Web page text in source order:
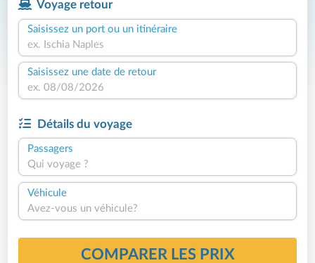
Voyage retour
Saisissez un port ou un itinéraire
Saisissez une date de retour
Détails du voyage
Passagers
Qui voyage ?
Véhicule
Avez-vous un véhicule?
COMPARER LES PRIX